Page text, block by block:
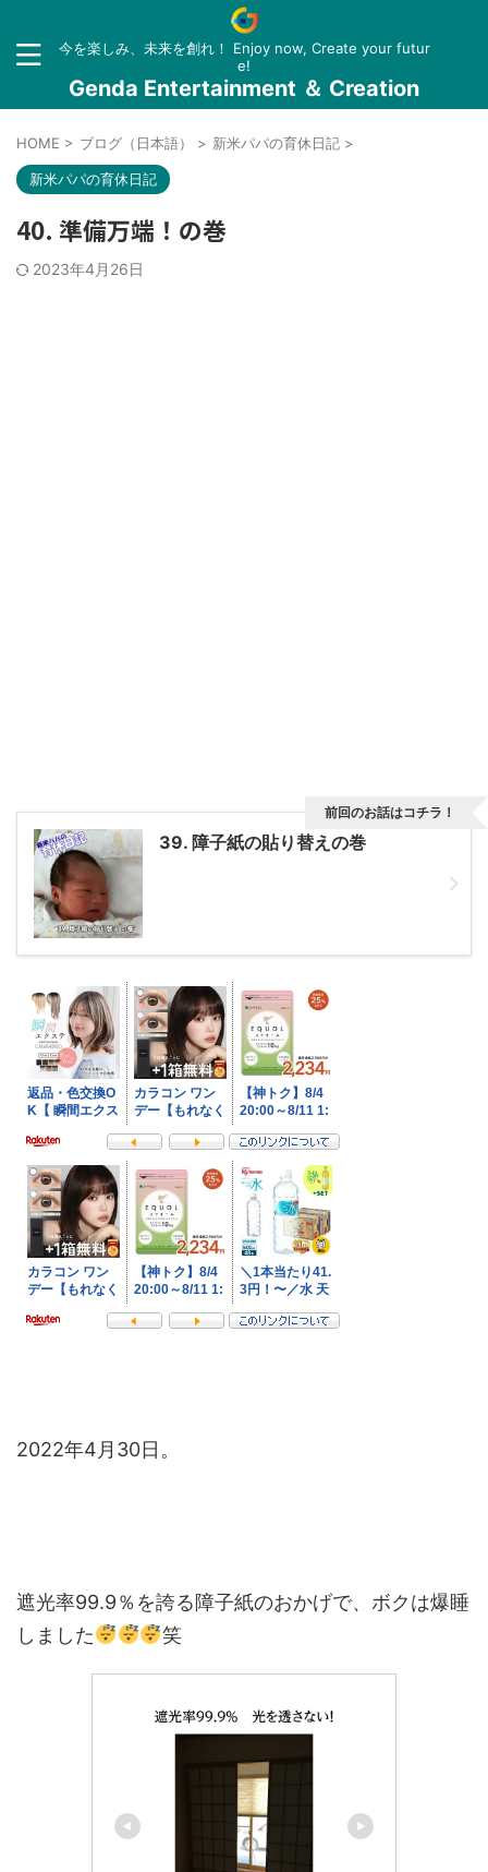
今を楽しみ、未来を創れ！ Enjoy now, Create your futur
e!
Genda Entertainment ＆ Creation
HOME > ブログ（日本語） > 新米パパの育休日記 >
新米パパの育休日記
40. 準備万端！の巻
2023年4月26日
39. 障子紙の貼り替えの巻
前回のお話はコチラ！
2022年4月30日。
遮光率99.9％を誇る障子紙のおかげで、ボクは爆睡
しました
笑